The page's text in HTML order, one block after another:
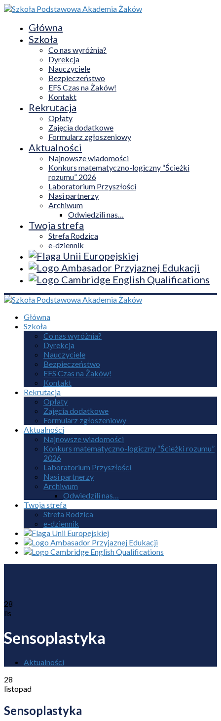
Główna
Szkoła
Co nas wyróżnia?
Dyrekcja
Nauczyciele
Bezpieczeństwo
EFS Czas na Żaków!
Kontakt
Rekrutacja
Opłaty
Zajęcia dodatkowe
Formularz zgłoszeniowy
Aktualności
Najnowsze wiadomości
Konkurs matematyczno-logiczny “Ścieżki
rozumu” 2026
Laboratorium Przyszłości
Nasi partnerzy
Archiwum
Odwiedzili nas…
Twoja strefa
Strefa Rodzica
e-dziennik
Główna
Szkoła
Co nas wyróżnia?
Dyrekcja
Nauczyciele
Bezpieczeństwo
EFS Czas na Żaków!
Kontakt
Rekrutacja
Opłaty
Zajęcia dodatkowe
Formularz zgłoszeniowy
Aktualności
Najnowsze wiadomości
Konkurs matematyczno-logiczny “Ścieżki rozumu”
2026
Laboratorium Przyszłości
Nasi partnerzy
Archiwum
Odwiedzili nas…
Twoja strefa
Strefa Rodzica
e-dziennik
28
lis
Sensoplastyka
Aktualności
28
listopad
Sensoplastyka